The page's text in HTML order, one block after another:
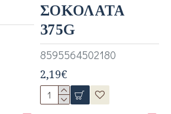
8595564502180
ΣΟΚΟΛΑΤΑ
375G
2,19€